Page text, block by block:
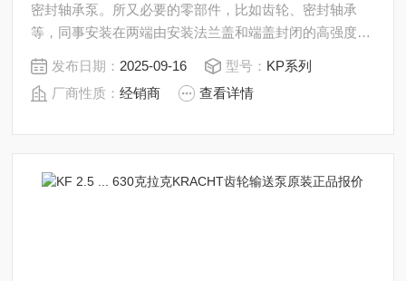
密封轴承泵。所又必要的零部件，比如齿轮、密封轴承
等，同事安装在两端由安装法兰盖和端盖封闭的高强度压
铸铝合金壳体内。
发布日期： 2025-09-16 型号： KP系列
厂商性质：经销商 查看详情